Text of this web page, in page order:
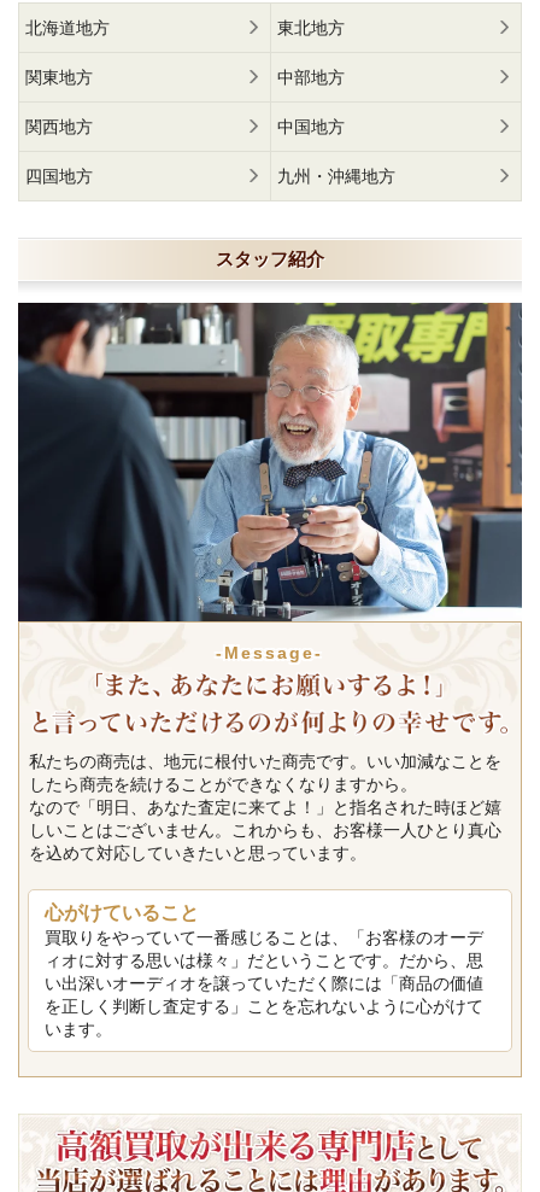
北海道地方 東北地方
関東地方 中部地方
関西地方 中国地方
四国地方 九州・沖縄地方
スタッフ紹介
-Message-
私たちの商売は、地元に根付いた商売です。いい加減なことを
したら商売を続けることができなくなりますから。
なので「明日、あなた査定に来てよ！」と指名された時ほど嬉
しいことはございません。これからも、お客様一人ひとり真心
を込めて対応していきたいと思っています。
心がけていること
買取りをやっていて一番感じることは、「お客様のオーデ
ィオに対する思いは様々」だということです。だから、思
い出深いオーディオを譲っていただく際には「商品の価値
を正しく判断し査定する」ことを忘れないように心がけて
います。